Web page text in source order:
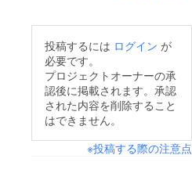
投稿するには ログイン が
必要です。
プロジェクトオーナーの承
認後に掲載されます。承認
された内容を削除すること
はできません。
※投稿する際の注意点